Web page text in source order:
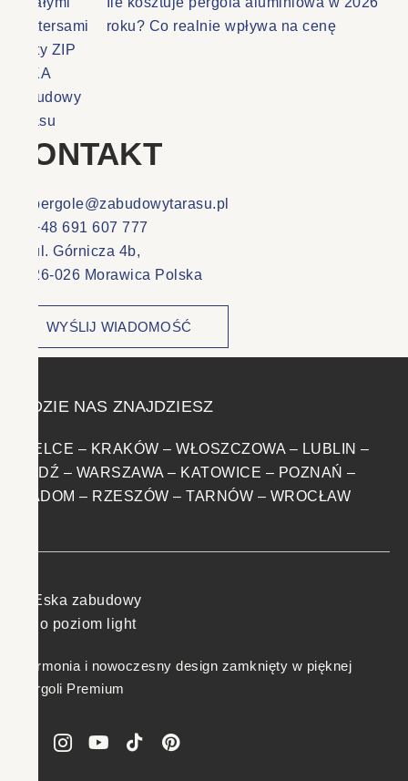
roku? Co realnie wpływa na cenę
KONTAKT
pergole@zabudowytarasu.pl
+48 691 607 777
ul. Górnicza 4b,
26-026 Morawica Polska
WYŚLIJ WIADOMOŚĆ
GDZIE NAS ZNAJDZIESZ
KIELCE – KRAKÓW – WŁOSZCZOWA – LUBLIN –
ŁÓDŹ – WARSZAWA – KATOWICE – POZNAŃ –
RADOM – RZESZÓW – TARNÓW – WROCŁAW
Harmonia i nowoczesny design zamknięty w pięknej
Pergoli Premium